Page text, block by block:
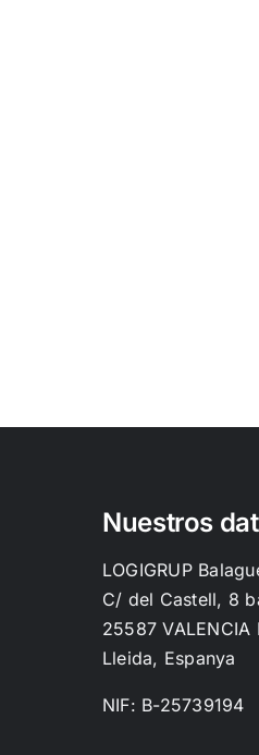
Nuestros
LOGIGRUP
C/ del Castell, 8
25587 VALENCIA
Lleida, Espanya
NIF: B-25739194